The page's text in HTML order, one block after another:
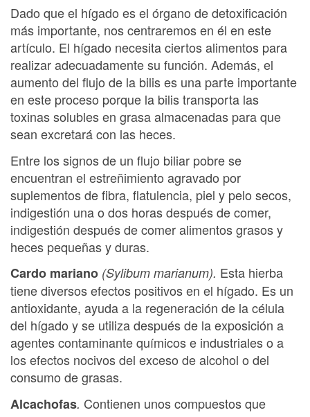
Dado que el hígado es el órgano de detoxificación
más importante, nos centraremos en él en este
artículo. El hígado necesita ciertos alimentos para
realizar adecuadamente su función. Además, el
aumento del flujo de la bilis es una parte importante
en este proceso porque la bilis transporta las
toxinas solubles en grasa almacenadas para que
sean excretará con las heces.
Entre los signos de un flujo biliar pobre se
encuentran el estreñimiento agravado por
suplementos de fibra, flatulencia, piel y pelo secos,
indigestión una o dos horas después de comer,
indigestión después de comer alimentos grasos y
heces pequeñas y duras.
Cardo mariano (Sylibum marianum). Esta hierba
tiene diversos efectos positivos en el hígado. Es un
antioxidante, ayuda a la regeneración de la célula
del hígado y se utiliza después de la exposición a
agentes contaminante químicos e industriales o a
los efectos nocivos del exceso de alcohol o del
consumo de grasas.
Alcachofas. Contienen unos compuestos que